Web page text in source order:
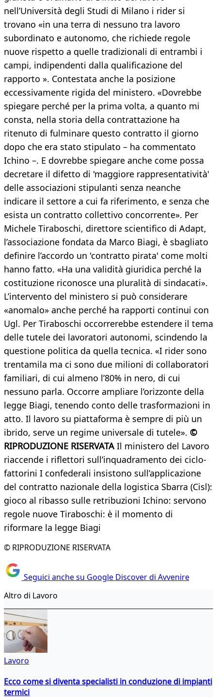
nell’Università degli Studi di Milano i rider si
trovano «in una terra di nessuno tra lavoro
subordinato e autonomo, che richiede regole
nuove rispetto a quelle tradizionali di entrambi i
campi, indipendenti dalla qualificazione del
rapporto ». Contestata anche la posizione
eccessivamente rigida del ministero. «Dovrebbe
spiegare perché per la prima volta, a quanto mi
consta, nella storia della contrattazione ha
ritenuto di fulminare questo contratto il giorno
dopo che era stato stipulato – ha commentato
Ichino –. E dovrebbe spiegare anche come possa
decretare il difetto di 'maggiore rappresentatività'
delle associazioni stipulanti senza neanche
indicare il settore a cui fa riferimento, e senza che
esista un contratto collettivo concorrente». Per
Michele Tiraboschi, direttore scientifico di Adapt,
l’associazione fondata da Marco Biagi, è sbagliato
definire l’accordo un 'contratto pirata' come molti
hanno fatto. «Ha una validità giuridica perché la
costituzione riconosce una pluralità di sindacati».
L’intervento del ministero si può considerare
«anomalo» anche perché ha rapporti continui con
Ugl. Per Tiraboschi occorrerebbe estendere il tema
delle tutele dei lavoratori autonomi, scindendo la
questione politica da quella tecnica. «I rider sono
trentamila ma ci sono due milioni di collaboratori
familiari, di cui almeno l’80% in nero, di cui
nessuno parla. Occorre ampliare l’orizzonte della
legge Biagi, tenendo conto delle trasformazioni in
atto. Il lavoro su piattaforma è sempre di più un
ibrido, serve un regime universale di tutele». ©
RIPRODUZIONE RISERVATAIl ministero del Lavoro
riaccende i riflettori sull’inquadramento dei ciclo-
fattorini I confederali insistono sull’applicazione
del contratto nazionale della logistica Sbarra (Cisl):
gioco al ribasso sulle retribuzioni Ichino: servono
regole nuove Tiraboschi: è il momento di
riformare la legge Biagi
© RIPRODUZIONE RISERVATA
Seguici anche su Google Discover di Avvenire
Altro di Lavoro
Lavoro
Ecco come si diventa specialisti in conduzione di impianti
termici